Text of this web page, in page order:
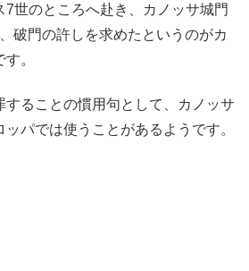
世のところへ赴き、カノッサ城門
破門の許しを求めたというのがカ
。
することの慣用句として、カノッサ
パでは使うことがあるようです。